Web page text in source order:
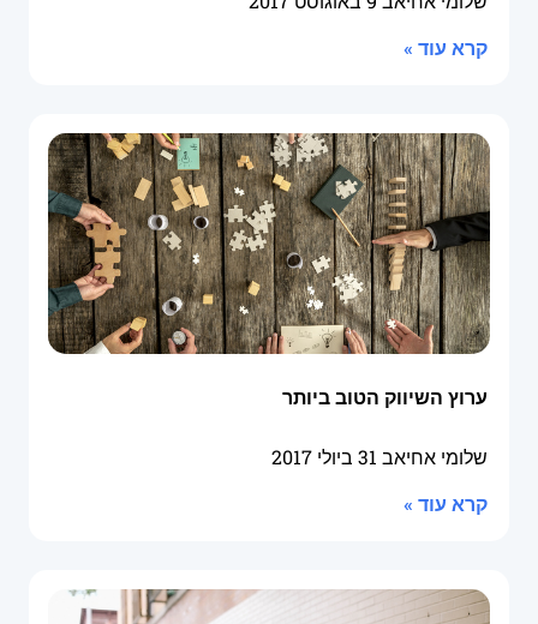
קרא עוד »
ערוץ השיווק הטוב ביותר
שלומי אחיאב 31 ביולי 2017
קרא עוד »